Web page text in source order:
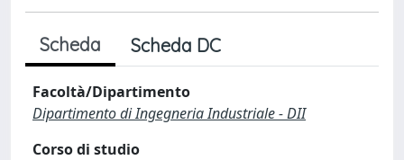
Scheda Scheda DC
Facoltà/Dipartimento
Dipartimento di Ingegneria Industriale - DII
Corso di studio